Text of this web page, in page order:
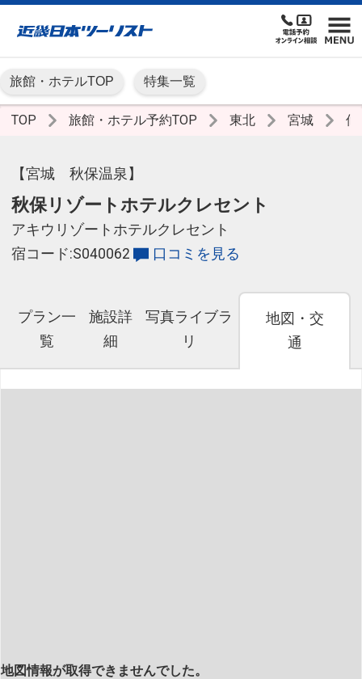
旅館・ホテルTOP 特集一覧
TOP 旅館・ホテル予約TOP 東北 宮城
【宮城 秋保温泉】
秋保リゾートホテルクレセント
アキウリゾートホテルクレセント
宿コード:S040062
口コミを見る
プラン一
覧
施設詳
細
写真ライブラ
リ
地図・交
通
地図情報が取得できませんでした。